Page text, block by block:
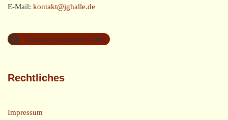
E-Mail: kontakt@jghalle.de
Jüdische Gemeinde Halle
Rechtliches
Impressum